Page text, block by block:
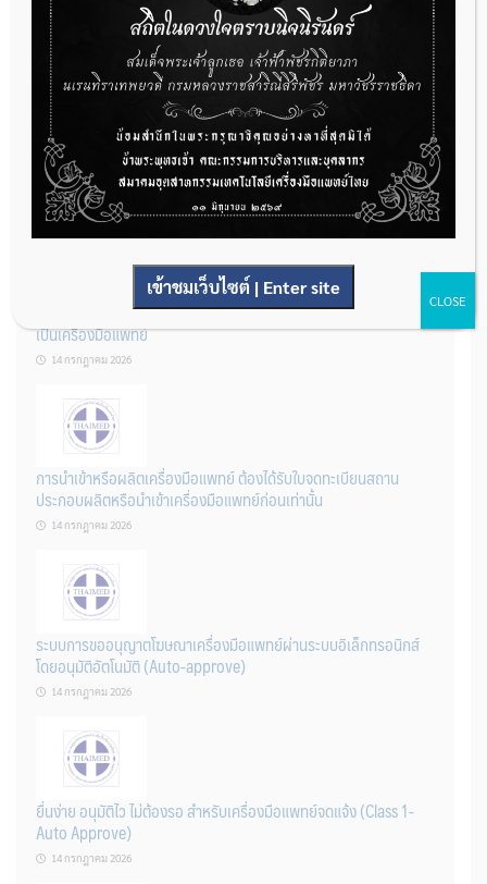
กฎหมาย จำนวน 3 ฉบับ ผ่านระบบกลางทางกฎหมาย
22 กรกฎาคม 2026
การโฆษณาเครื่องมือแพทย์แบบใดที่ได้รับการยกเว้นไม่ต้องขออนุญาต
14 กรกฎาคม 2026
รู้หรือไม่? ผลิตภัณฑ์ชุดตรวจสําหรับตรวจสอบการปนเปื้อนแบบใดจัด
เป็นเครื่องมือแพทย์
14 กรกฎาคม 2026
การนำเข้าหรือผลิตเครื่องมือแพทย์ ต้องได้รับใบจดทะเบียนสถาน
ประกอบผลิตหรือนำเข้าเครื่องมือแพทย์ก่อนเท่านั้น
14 กรกฎาคม 2026
ระบบการขออนุญาตโฆษณาเครื่องมือแพทย์ผ่านระบบอิเล็กทรอนิกส์
โดยอนุมัติอัตโนมัติ (Auto-approve)
14 กรกฎาคม 2026
ยื่นง่าย อนุมัติไว ไม่ต้องรอ สำหรับเครื่องมือแพทย์จดแจ้ง (Class 1-
Auto Approve)
14 กรกฎาคม 2026
เข้าชมเว็บไซต์ | Enter site
CLOSE